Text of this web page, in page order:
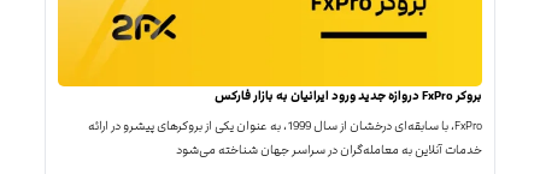
بروکر FxPro دروازه جدید ورود ایرانیان به بازار فارکس
FxPro، با سابقه‌ای درخشان از سال 1999، به عنوان یکی از بروکرهای پیشرو در ارائه
خدمات آنلاین به معامله‌گران در سراسر جهان شناخته می‌شود